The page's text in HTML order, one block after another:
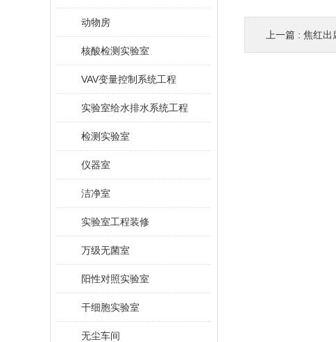
动物房
核酸检测实验室
VAV变量控制系统工程
实验室给水排水系统工程
检测实验室
仪器室
洁净室
实验室工程装修
万级无菌室
阳性对照实验室
干细胞实验室
无尘车间
上一篇 : 焦红出